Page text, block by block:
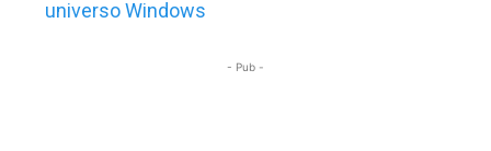
universo Windows
- Pub -